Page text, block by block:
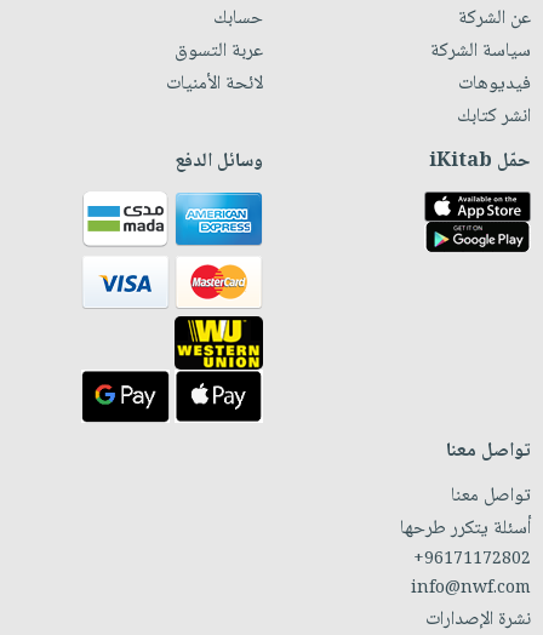
عن الشركة
سياسة الشركة
فيديوهات
انشر كتابك
حسابك
عربة التسوق
لائحة الأمنيات
حمّل iKitab وسائل الدفع
تواصل معنا
تواصل معنا
أسئلة يتكرر طرحها
+96171172802
info@nwf.com
نشرة الإصدارات